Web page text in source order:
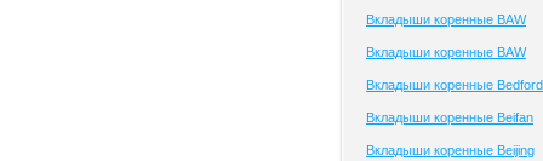
Вкладыши коренные BAW
Вкладыши коренные BAW
Вкладыши коренные Bedford
Вкладыши коренные Beifan
Вкладыши коренные Beijing